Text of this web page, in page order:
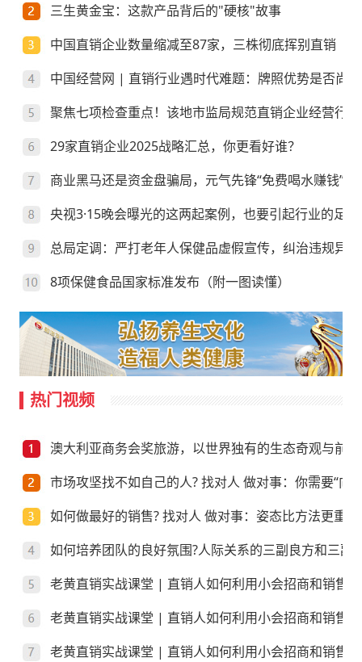
三生黄金宝：这款产品背后的"硬核"故事
中国直销企业数量缩减至87家，三株彻底挥别直销
中国经营网 | 直销行业遇时代难题：牌照优势是否尚存
聚焦七项检查重点！该地市监局规范直销企业经营行为
29家直销企业2025战略汇总，你更看好谁？
商业黑马还是资金盘骗局，元气先锋“免费喝水赚钱”靠
央视3·15晚会曝光的这两起案例，也要引起行业的足
总局定调：严打老年人保健品虚假宣传，纠治违规异
8项保健食品国家标准发布（附一图读懂）
热门视频
澳大利亚商务会奖旅游，以世界独有的生态奇观与前
市场攻坚找不如自己的人? 找对人 做对事：你需要“向
如何做最好的销售? 找对人 做对事：姿态比方法更重要!
如何培养团队的良好氛围?人际关系的三副良方和三副
老黄直销实战课堂 | 直销人如何利用小会招商和销售
老黄直销实战课堂 | 直销人如何利用小会招商和销售
老黄直销实战课堂 | 直销人如何利用小会招商和销售